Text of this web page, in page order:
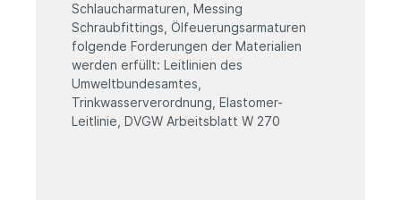
Schlaucharmaturen, Messing
Schraubfittings, Ölfeuerungsarmaturen
folgende Forderungen der Materialien
werden erfüllt: Leitlinien des
Umweltbundesamtes,
Trinkwasserverordnung, Elastomer-
Leitlinie, DVGW Arbeitsblatt W 270